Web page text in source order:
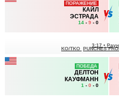
ПОРАЖЕНИЕ
КАЙЛ
ЭСТРАДА
14 - 9 - 0
ПОБЕДА
ДЕЛТОН
КАУФМАНН
1 - 0 - 0
3:17 •
KO/TKO PUNCHES